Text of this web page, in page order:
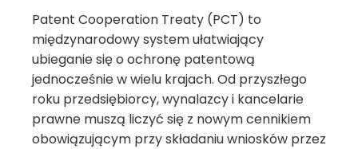
Patent Cooperation Treaty (PCT) to
międzynarodowy system ułatwiający
ubieganie się o ochronę patentową
jednocześnie w wielu krajach. Od przyszłego
roku przedsiębiorcy, wynalazcy i kancelarie
prawne muszą liczyć się z nowym cennikiem
obowiązującym przy składaniu wniosków przez